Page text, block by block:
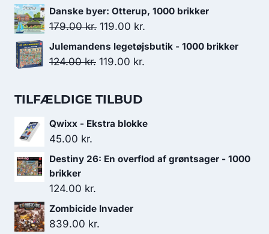
199.00 kr..169.00 kr..
oprindelige
pris
129.00 kr..
aktuelle
99.00 kr..
Danske byer: Otterup, 1000 brikker
179.00kr. Den
oprindelige
pris
119.00 kr.
aktuelle
Julemandens legetøjsbutik - 1000 brikker
124.00kr. Den
pris
124.00 kr..
119.00 kr.
119.00 kr..
TILFÆLDIGE TILBUD
Qwixx - Ekstra blokke
45.00 kr.
Destiny 26: En overflod af grøntsager - 1000
brikker
124.00 kr.
Zombicide Invader
839.00 kr.